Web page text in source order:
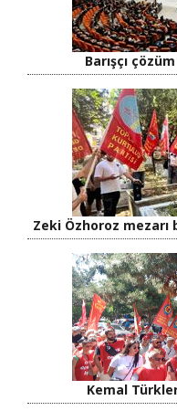
Barışçı
Zeki Özhoroz mezarı
Kemal Türkler